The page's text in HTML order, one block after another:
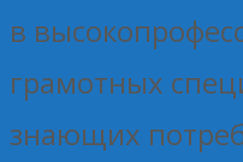
в
грамотных
знающих